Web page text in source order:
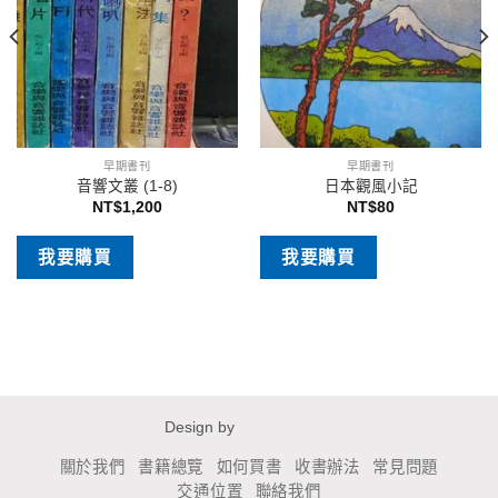
早期書刊
音響文叢 (1-8)
NT$1,200
我要購買
早期書刊
日本觀風小記
NT$80
我要購買
Design by
關於我們 書籍總覽 如何買書 收書辦法
常見問題
交通位置
聯絡我們